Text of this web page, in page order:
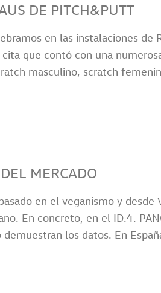
DE PITCH&PUTT
en las instalaciones de
que contó con una
masculino, scratch
MERCADO
en el veganismo y
En concreto, en el ID.4.
los datos. En